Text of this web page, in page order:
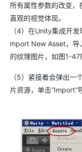
所有属性参数的改变，
直观的视觉体现。
（4）在Unity集成开
mport New Asset，导
的纹理图片，如图1-47
（5）紧接着会弹出一
片资源，单击“Import”